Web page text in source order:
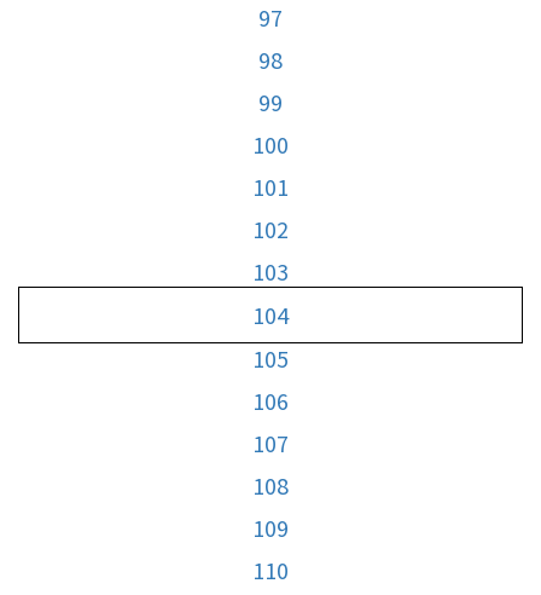
97
98
99
100
101
102
103
104
105
106
107
108
109
110